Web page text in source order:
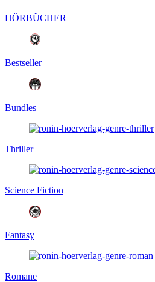
HÖRBÜCHER
Bestseller
Bundles
Thriller
Science Fiction
Fantasy
Romane